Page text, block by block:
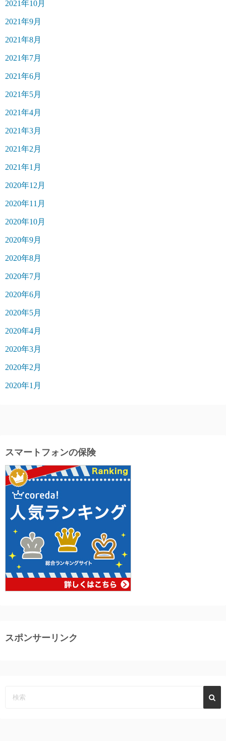
2021年10月
2021年9月
2021年8月
2021年7月
2021年6月
2021年5月
2021年4月
2021年3月
2021年2月
2021年1月
2020年12月
2020年11月
2020年10月
2020年9月
2020年8月
2020年7月
2020年6月
2020年5月
2020年4月
2020年3月
2020年2月
2020年1月
スマートフォンの保険
スポンサーリンク